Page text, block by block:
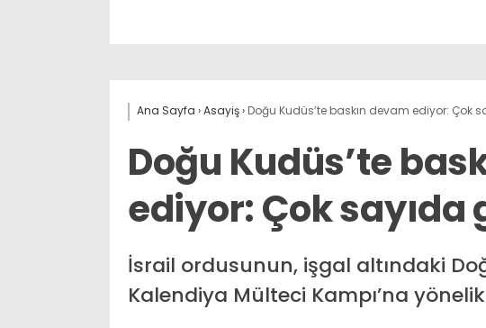
Ana Sayfa ›Asayiş› Doğu Kudüs’te baskın devam ediyor: Çok
Doğu Kudüs’te
ediyor: Çok sayıda
İsrail ordusunun, işgal altındaki
Kalendiya Mülteci Kampı’na